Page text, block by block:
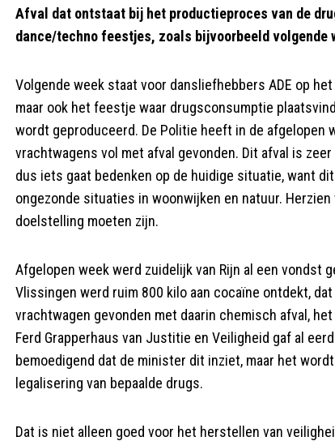
Afval dat ontstaat bij het productieproces van de
dance/techno feestjes, zoals bijvoorbeeld volgende
Volgende week staat voor dansliefhebbers ADE op
maar ook het feestje waar drugsconsumptie
wordt geproduceerd. De Politie heeft in de afgelopen
vrachtwagens vol met afval gevonden. Dit afval is
dus iets gaat bedenken op de huidige situatie, want
ongezonde situaties in woonwijken en natuur.
doelstelling moeten zijn.
Afgelopen week werd zuidelijk van Rijn al een vondst
Vlissingen werd ruim 800 kilo aan cocaïne ontdekt,
vrachtwagen gevonden met daarin chemisch afval,
Ferd Grapperhaus van Justitie en Veiligheid gaf al
bemoedigend dat de minister dit inziet, maar het
legalisering van bepaalde drugs.
Dat is niet alleen goed voor het herstellen van